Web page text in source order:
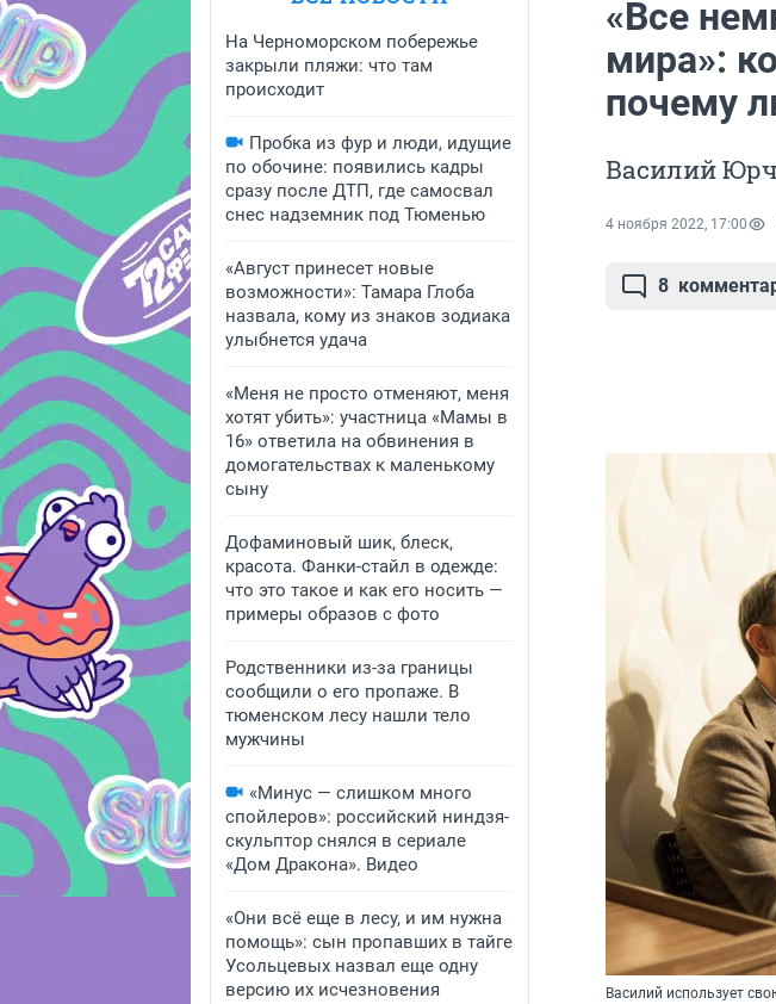
На Черноморском побережье
закрыли пляжи: что там
происходит
Пробка из фур и люди, идущие
по обочине: появились кадры
сразу после ДТП, где самосвал
снес надземник под Тюменью
«Август принесет новые
возможности»: Тамара Глоба
назвала, кому из знаков зодиака
улыбнется удача
«Меня не просто отменяют, меня
хотят убить»: участница «Мамы в
16» ответила на обвинения в
домогательствах к маленькому
сыну
Дофаминовый шик, блеск,
красота. Фанки-стайл в одежде:
что это такое и как его носить —
примеры образов с фото
Родственники из-за границы
сообщили о его пропаже. В
тюменском лесу нашли тело
мужчины
«Минус — слишком много
спойлеров»: российский ниндзя-
скульптор снялся в сериале
«Дом Дракона». Видео
«Они всё еще в лесу, и им нужна
помощь»: сын пропавших в тайге
Усольцевых назвал еще одну
версию их исчезновения
«Все
мира»:
почему
Василий
4 ноября 2022, 17:00
8
Василий использует